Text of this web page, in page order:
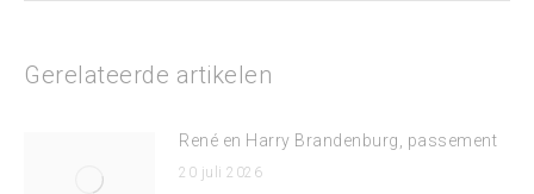
Gerelateerde artikelen
René en Harry Brandenburg, passement
20 juli 2026